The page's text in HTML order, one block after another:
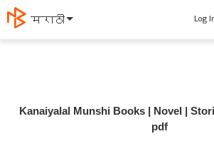
मराठी Log
Kanaiyalal Munshi Books | Novel |
pdf